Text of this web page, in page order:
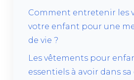
Comment entretenir les
votre enfant pour une
de vie ?
Les vêtements pour
essentiels à avoir dans